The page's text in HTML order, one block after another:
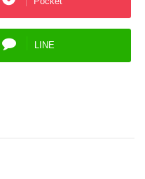
LINE